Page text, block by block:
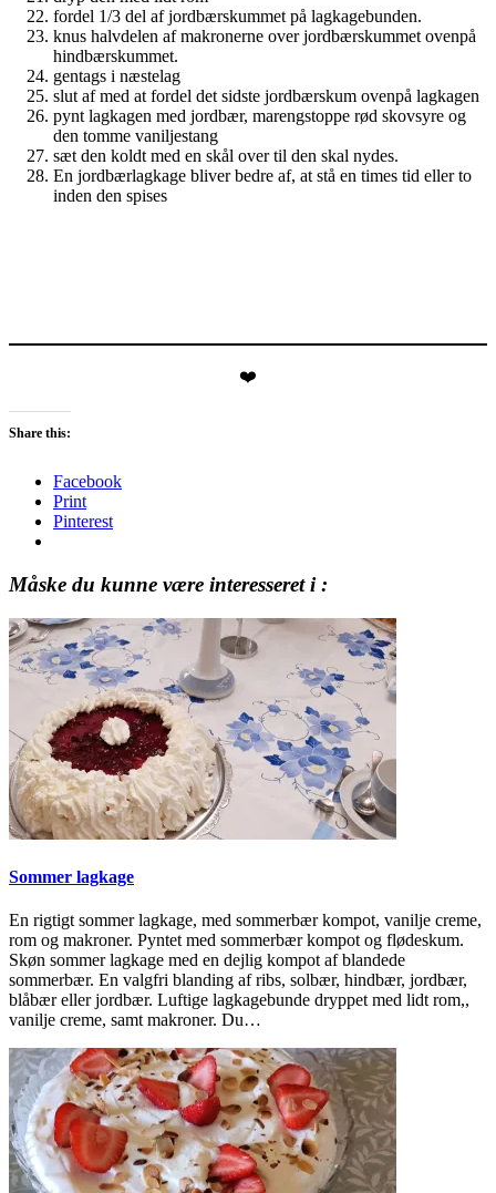
fordel 1/3 del af jordbærskummet på lagkagebunden.
knus halvdelen af makronerne over jordbærskummet ovenpå
hindbærskummet.
gentags i næstelag
slut af med at fordel det sidste jordbærskum ovenpå lagkagen
pynt lagkagen med jordbær, marengstoppe rød skovsyre og
den tomme vaniljestang
sæt den koldt med en skål over til den skal nydes.
En jordbærlagkage bliver bedre af, at stå en times tid eller to
inden den spises
❤️
Share this:
Facebook
Print
Pinterest
Måske du kunne være interesseret i :
Sommer lagkage
En rigtigt sommer lagkage, med sommerbær kompot, vanilje creme,
rom og makroner. Pyntet med sommerbær kompot og flødeskum.
Skøn sommer lagkage med en dejlig kompot af blandede
sommerbær. En valgfri blanding af ribs, solbær, hindbær, jordbær,
blåbær eller jordbær. Luftige lagkagebunde dryppet med lidt rom,,
vanilje creme, samt makroner. Du…